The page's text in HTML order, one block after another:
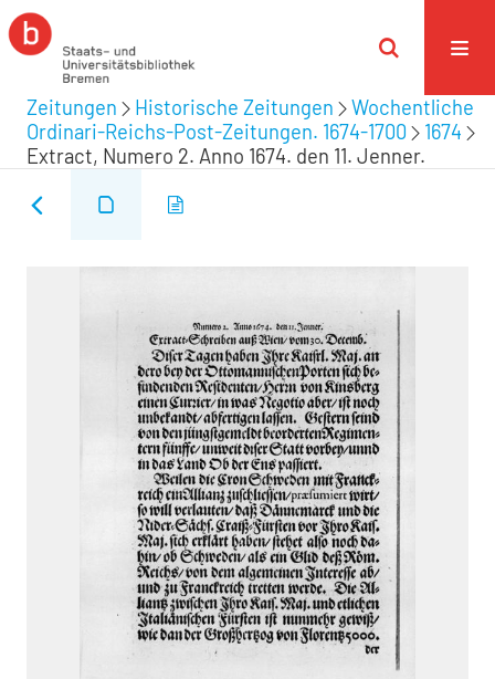
Zeitungen Historische Zeitungen
Wochentliche
Ordinari-Reichs-Post-Zeitungen. 1674-1700
1674
Extract, Numero 2. Anno 1674. den 11. Jenner.